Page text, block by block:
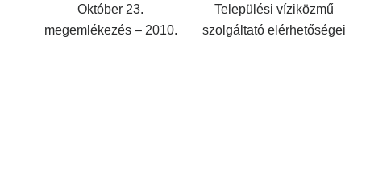
Október 23.
megemlékezés – 2010.
Települési víziközmű
szolgáltató elérhetőségei